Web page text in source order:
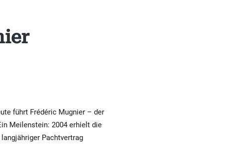
führt Frédéric Mugnier – der
Meilenstein: 2004 erhielt die
Pachtvertrag